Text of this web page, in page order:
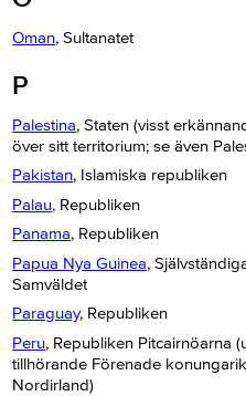
Oman, Sultanatet
P
Palestina, Staten (visst
över sitt territorium; se även
Pakistan, Islamiska republiken
Palau, Republiken
Panama, Republiken
Papua Nya Guinea,
Samväldet
Paraguay, Republiken
Peru, Republiken Pitcairnöarna
tillhörande Förenade
Nordirland)